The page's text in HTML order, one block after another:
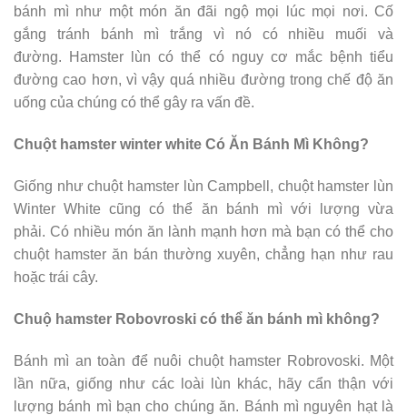
bánh mì như một món ăn đãi ngộ mọi lúc mọi nơi. Cố
gắng tránh bánh mì trắng vì nó có nhiều muối và
đường. Hamster lùn có thể có nguy cơ mắc bệnh tiểu
đường cao hơn, vì vậy quá nhiều đường trong chế độ ăn
uống của chúng có thể gây ra vấn đề.
Chuột hamster winter white Có Ăn Bánh Mì Không?
Giống như chuột hamster lùn Campbell, chuột hamster lùn
Winter White cũng có thể ăn bánh mì với lượng vừa
phải. Có nhiều món ăn lành mạnh hơn mà bạn có thể cho
chuột hamster ăn bán thường xuyên, chẳng hạn như rau
hoặc trái cây.
Chuộ hamster Robovroski có thể ăn bánh mì không?
Bánh mì an toàn để nuôi chuột hamster Robrovoski. Một
lần nữa, giống như các loài lùn khác, hãy cẩn thận với
lượng bánh mì bạn cho chúng ăn. Bánh mì nguyên hạt là